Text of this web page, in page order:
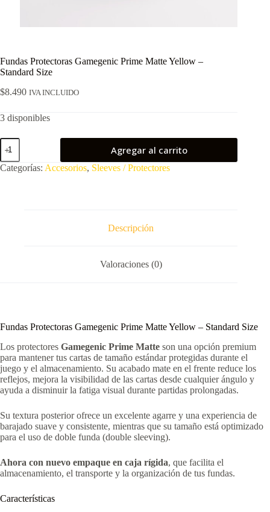
Fundas Protectoras Gamegenic Prime Matte Yellow –
Standard Size
$8.490 IVA INCLUIDO
3 disponibles
Fundas
Protectoras
Gamegenic
Prime
Agregar al carrito
Categorías: Accesorios, Sleeves / Protectores
Descripción
Valoraciones (0)
Fundas Protectoras Gamegenic Prime Matte Yellow – Standard Size
Los protectores Gamegenic Prime Matte son una opción premium
para mantener tus cartas de tamaño estándar protegidas durante el
juego y el almacenamiento. Su acabado mate en el frente reduce los
reflejos, mejora la visibilidad de las cartas desde cualquier ángulo y
ayuda a disminuir la fatiga visual durante partidas prolongadas.
Su textura posterior ofrece un excelente agarre y una experiencia de
barajado suave y consistente, mientras que su tamaño está optimizado
para el uso de doble funda (double sleeving).
Ahora con nuevo empaque en caja rígida, que facilita el
almacenamiento, el transporte y la organización de tus fundas.
Características